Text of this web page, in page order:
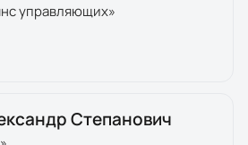
управляющих»
Степанович